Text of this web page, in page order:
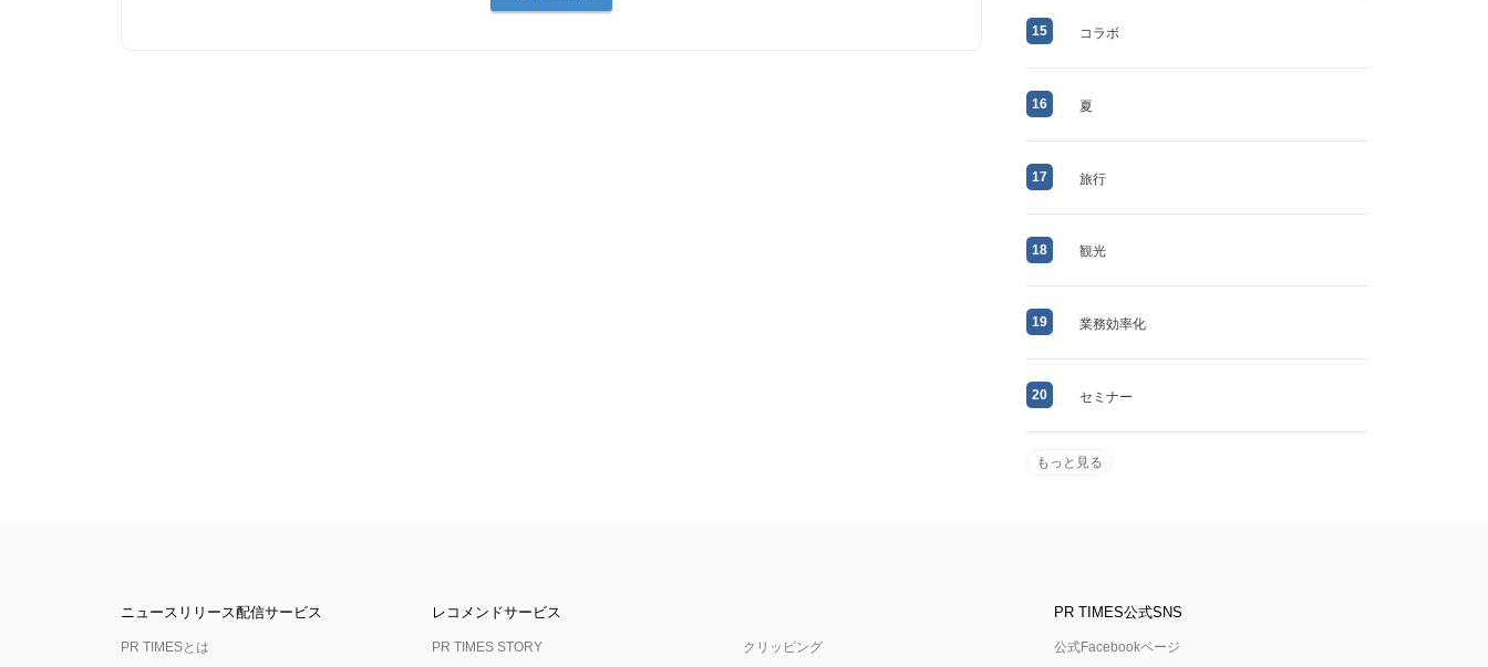
15 コラボ
16 夏
17 旅行
18 観光
19 業務効率化
20 セミナー
もっと見る
ニュースリリース配信サービス
PR TIMESとは
レコメンドサービス
PR TIMES STORY クリッピング
PR TIMES公式SNS
公式Facebookページ